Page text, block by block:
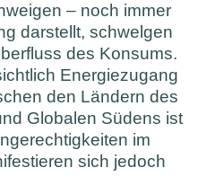
– noch immer
darstellt, schwelgen
des Konsums.
Energiezugang
den Ländern des
Globalen Südens ist
im
sich jedoch